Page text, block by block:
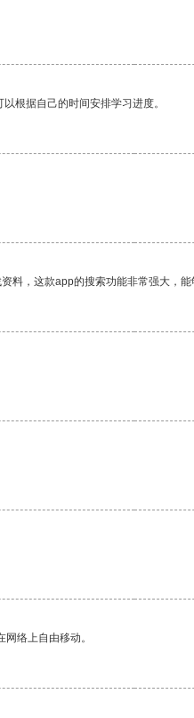
根据自己的时间安排学习进度。
，这款app的搜索功能非常强大，能
络上自由移动。